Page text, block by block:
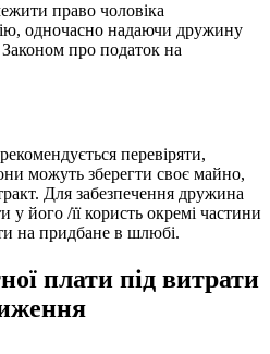
право чоловіка
одночасно надаючи дружину
Законом про податок на
перевіряти,
можуть зберегти своє майно,
Для забезпечення дружина
його /її користь окремі частини
на придбане в шлюбі.
плати під витрати